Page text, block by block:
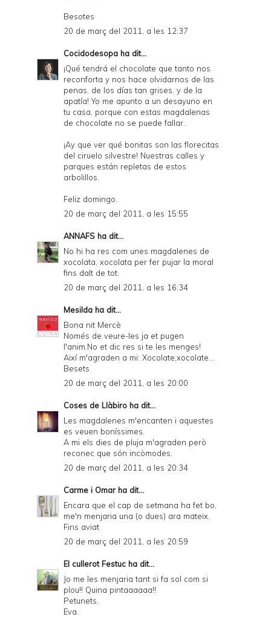
Besotes
20 de març del 2011, a les 12:37
Cocidodesopa ha dit...
¡Qué tendrá el chocolate que tanto nos
reconforta y nos hace olvidarnos de las
penas, de los días tan grises, y de la
apatía! Yo me apunto a un desayuno en
tu casa, porque con estas magdalenas
de chocolate no se puede fallar.
¡Ay que ver qué bonitas son las florecitas
del ciruelo silvestre! Nuestras calles y
parques están repletas de estos
arbolillos.
Feliz domingo.
20 de març del 2011, a les 15:55
ANNAFS ha dit...
No hi ha res com unes magdalenes de
xocolata, xocolata per fer pujar la moral
fins dalt de tot.
20 de març del 2011, a les 16:34
Mesilda ha dit...
Bona nit Mercè
Només de veure-les ja et pugen
l'anim.No et dic res si te les menges!
Així m'agraden a mi: Xocolate,xocolate...
Besets
20 de març del 2011, a les 20:00
Coses de Llàbiro ha dit...
Les magdalenes m'encanten i aquestes
es veuen boníssimes.
A mi els dies de pluja m'agraden però
reconec que són incòmodes.
20 de març del 2011, a les 20:34
Carme i Omar ha dit...
Encara que el cap de setmana ha fet bo,
me'n menjaria una (o dues) ara mateix.
Fins aviat
20 de març del 2011, a les 20:59
El cullerot Festuc ha dit...
Jo me les menjaria tant si fa sol com si
plou!! Quina pintaaaaaa!!
Petunets,
Eva.